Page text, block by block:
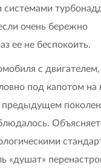
очень бережно
ее не беспокоить.
с двигателем,
под капотом на
предыдущем
«душат»